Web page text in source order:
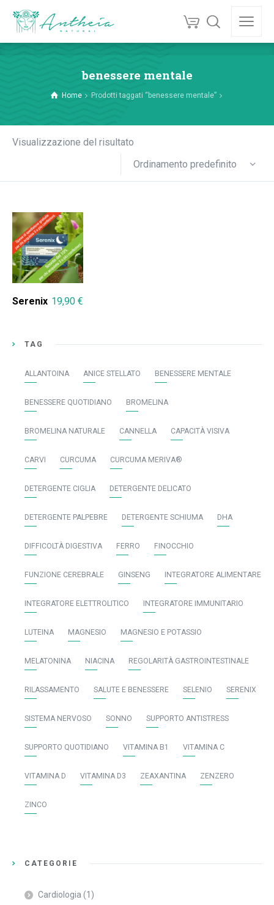
benessere mentale
Home Prodotti taggati “benessere mentale”
Visualizzazione del risultato
Ordinamento predefinito
Serenix 19,90 €
TAG
ALLANTOINA ANICE STELLATO BENESSERE MENTALE
BENESSERE QUOTIDIANO BROMELINA
BROMELINA NATURALE CANNELLA CAPACITÀ VISIVA
CARVI CURCUMA CURCUMA MERIVA®
DETERGENTE CIGLIA DETERGENTE DELICATO
DETERGENTE PALPEBRE DETERGENTE SCHIUMA DHA
DIFFICOLTÀ DIGESTIVA FERRO FINOCCHIO
FUNZIONE CEREBRALE GINSENG INTEGRATORE ALIMENTARE
INTEGRATORE ELETTROLITICO INTEGRATORE IMMUNITARIO
LUTEINA MAGNESIO MAGNESIO E POTASSIO
MELATONINA NIACINA REGOLARITÀ GASTROINTESTINALE
RILASSAMENTO SALUTE E BENESSERE SELENIO SERENIX
SISTEMA NERVOSO SONNO SUPPORTO ANTISTRESS
SUPPORTO QUOTIDIANO VITAMINA B1 VITAMINA C
VITAMINA D VITAMINA D3 ZEAXANTINA ZENZERO
ZINCO
CATEGORIE
Cardiologia (1)